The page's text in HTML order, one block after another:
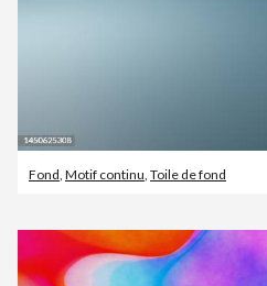
Fond Motif continu Toile de fond